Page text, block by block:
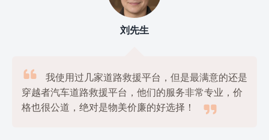
刘先生

我使用过几家道路救援平台，但是最满意的还是
穿越者汽车道路救援平台，他们的服务非常专业，价
格也很公道，绝对是物美价廉的好选择！
